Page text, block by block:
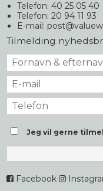
Telefon: 40 25 05 40
Telefon: 20 94 11 93
E-mail:
Tilmelding
Jeg vil gerne
Facebook